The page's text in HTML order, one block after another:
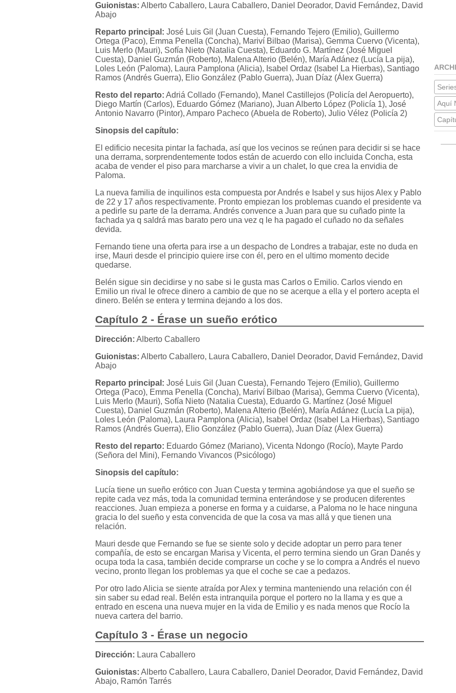
Guionistas: Alberto Caballero, Laura Caballero, Daniel Deorador, David Fernández, David
Abajo
Reparto principal: José Luis Gil (Juan Cuesta), Fernando Tejero (Emilio), Guillermo
Ortega (Paco), Emma Penella (Concha), Mariví Bilbao (Marisa), Gemma Cuervo (Vicenta),
Luis Merlo (Mauri), Sofía Nieto (Natalia Cuesta), Eduardo G. Martínez (José Miguel
Cuesta), Daniel Guzmán (Roberto), Malena Alterio (Belén), María Adánez (Lucía La pija),
Loles León (Paloma), Laura Pamplona (Alicia), Isabel Ordaz (Isabel La Hierbas), Santiago
Ramos (Andrés Guerra), Elio González (Pablo Guerra), Juan Díaz (Álex Guerra)
Resto del reparto: Adriá Collado (Fernando), Manel Castillejos (Policía del Aeropuerto),
Diego Martín (Carlos), Eduardo Gómez (Mariano), Juan Alberto López (Policía 1), José
Antonio Navarro (Pintor), Amparo Pacheco (Abuela de Roberto), Julio Vélez (Policía 2)
Sinopsis del capítulo:
El edificio necesita pintar la fachada, así que los vecinos se reúnen para decidir si se hace
una derrama, sorprendentemente todos están de acuerdo con ello incluida Concha, esta
acaba de vender el piso para marcharse a vivir a un chalet, lo que crea la envidia de
Paloma.
La nueva familia de inquilinos esta compuesta por Andrés e Isabel y sus hijos Alex y Pablo
de 22 y 17 años respectivamente. Pronto empiezan los problemas cuando el presidente va
a pedirle su parte de la derrama. Andrés convence a Juan para que su cuñado pinte la
fachada ya q saldrá mas barato pero una vez q le ha pagado el cuñado no da señales
devida.
Fernando tiene una oferta para irse a un despacho de Londres a trabajar, este no duda en
irse, Mauri desde el principio quiere irse con él, pero en el ultimo momento decide
quedarse.
Belén sigue sin decidirse y no sabe si le gusta mas Carlos o Emilio. Carlos viendo en
Emilio un rival le ofrece dinero a cambio de que no se acerque a ella y el portero acepta el
dinero. Belén se entera y termina dejando a los dos.
Capítulo 2 - Érase un sueño erótico
Dirección: Alberto Caballero
Guionistas: Alberto Caballero, Laura Caballero, Daniel Deorador, David Fernández, David
Abajo
Reparto principal: José Luis Gil (Juan Cuesta), Fernando Tejero (Emilio), Guillermo
Ortega (Paco), Emma Penella (Concha), Mariví Bilbao (Marisa), Gemma Cuervo (Vicenta),
Luis Merlo (Mauri), Sofía Nieto (Natalia Cuesta), Eduardo G. Martínez (José Miguel
Cuesta), Daniel Guzmán (Roberto), Malena Alterio (Belén), María Adánez (Lucía La pija),
Loles León (Paloma), Laura Pamplona (Alicia), Isabel Ordaz (Isabel La Hierbas), Santiago
Ramos (Andrés Guerra), Elio González (Pablo Guerra), Juan Díaz (Álex Guerra)
Resto del reparto: Eduardo Gómez (Mariano), Vicenta Ndongo (Rocío), Mayte Pardo
(Señora del Mini), Fernando Vivancos (Psicólogo)
Sinopsis del capítulo:
Lucía tiene un sueño erótico con Juan Cuesta y termina agobiándose ya que el sueño se
repite cada vez más, toda la comunidad termina enterándose y se producen diferentes
reacciones. Juan empieza a ponerse en forma y a cuidarse, a Paloma no le hace ninguna
gracia lo del sueño y esta convencida de que la cosa va mas allá y que tienen una
relación.
Mauri desde que Fernando se fue se siente solo y decide adoptar un perro para tener
compañía, de esto se encargan Marisa y Vicenta, el perro termina siendo un Gran Danés y
ocupa toda la casa, también decide comprarse un coche y se lo compra a Andrés el nuevo
vecino, pronto llegan los problemas ya que el coche se cae a pedazos.
Por otro lado Alicia se siente atraída por Alex y termina manteniendo una relación con él
sin saber su edad real. Belén esta intranquila porque el portero no la llama y es que a
entrado en escena una nueva mujer en la vida de Emilio y es nada menos que Rocío la
nueva cartera del barrio.
Capítulo 3 - Érase un negocio
Dirección: Laura Caballero
Guionistas: Alberto Caballero, Laura Caballero, Daniel Deorador, David Fernández, David
Abajo, Ramón Tarrés
Aquí